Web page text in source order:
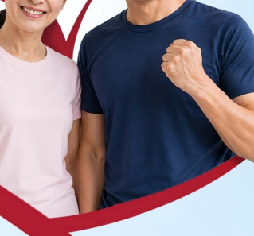
dụng My Vinmec để quản lý, theo dõi
Chia sẻ
cổ QnA bệnh lý tuyến giáp